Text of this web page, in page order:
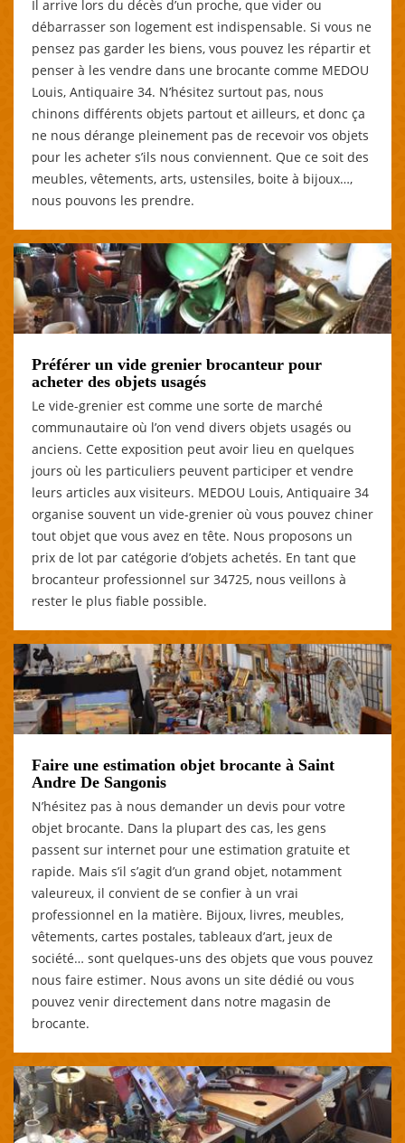
Il arrive lors du décès d’un proche, que vider ou
débarrasser son logement est indispensable. Si vous ne
pensez pas garder les biens, vous pouvez les répartir et
penser à les vendre dans une brocante comme MEDOU
Louis, Antiquaire 34. N’hésitez surtout pas, nous
chinons différents objets partout et ailleurs, et donc ça
ne nous dérange pleinement pas de recevoir vos objets
pour les acheter s’ils nous conviennent. Que ce soit des
meubles, vêtements, arts, ustensiles, boite à bijoux…,
nous pouvons les prendre.
Préférer un vide grenier brocanteur pour
acheter des objets usagés
Le vide-grenier est comme une sorte de marché
communautaire où l’on vend divers objets usagés ou
anciens. Cette exposition peut avoir lieu en quelques
jours où les particuliers peuvent participer et vendre
leurs articles aux visiteurs. MEDOU Louis, Antiquaire 34
organise souvent un vide-grenier où vous pouvez chiner
tout objet que vous avez en tête. Nous proposons un
prix de lot par catégorie d’objets achetés. En tant que
brocanteur professionnel sur 34725, nous veillons à
rester le plus fiable possible.
Faire une estimation objet brocante à Saint
Andre De Sangonis
N’hésitez pas à nous demander un devis pour votre
objet brocante. Dans la plupart des cas, les gens
passent sur internet pour une estimation gratuite et
rapide. Mais s’il s’agit d’un grand objet, notamment
valeureux, il convient de se confier à un vrai
professionnel en la matière. Bijoux, livres, meubles,
vêtements, cartes postales, tableaux d’art, jeux de
société… sont quelques-uns des objets que vous pouvez
nous faire estimer. Nous avons un site dédié ou vous
pouvez venir directement dans notre magasin de
brocante.